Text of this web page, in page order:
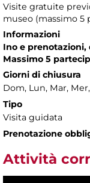
Visite gratuite
museo (massimo 5
Informazioni
Ino e
Massimo 5
Giorni di chiusura
Dom, Lun, Mar,
Tipo
Visita guidata
Prenotazione
Attività